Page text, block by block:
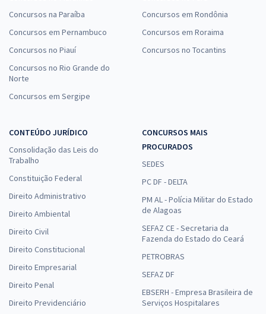
Concursos na Paraíba
Concursos em Pernambuco
Concursos no Piauí
Concursos no Rio Grande do
Norte
Concursos em Sergipe
Concursos em Rondônia
Concursos em Roraima
Concursos no Tocantins
CONTEÚDO JURÍDICO
Consolidação das Leis do
Trabalho
Constituição Federal
Direito Administrativo
Direito Ambiental
Direito Civil
Direito Constitucional
Direito Empresarial
Direito Penal
Direito Previdenciário
CONCURSOS MAIS
PROCURADOS
SEDES
PC DF - DELTA
PM AL - Polícia Militar do Estado
de Alagoas
SEFAZ CE - Secretaria da
Fazenda do Estado do Ceará
PETROBRAS
SEFAZ DF
EBSERH - Empresa Brasileira de
Serviços Hospitalares